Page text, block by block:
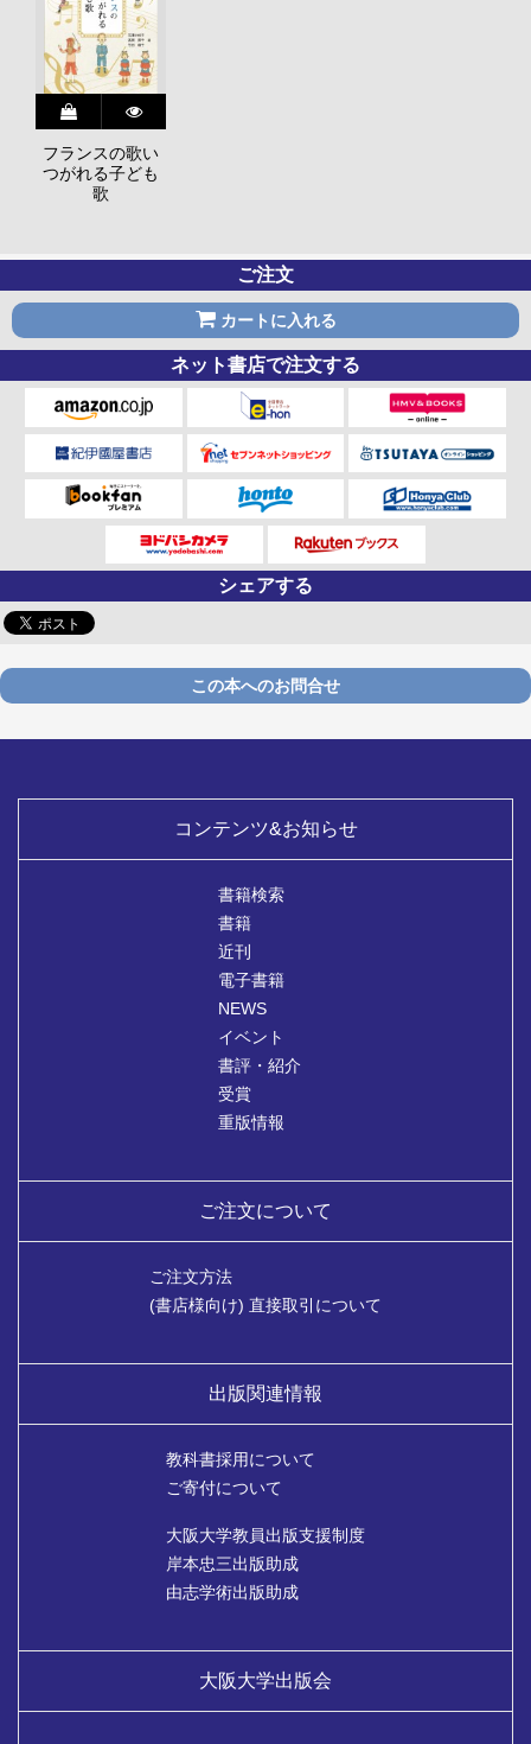
フランスの歌い
つがれる子ども
歌
ご注文
カートに入れる
ネット書店で注文する
シェアする
この本へのお問合せ
コンテンツ&お知らせ
書籍検索
書籍
近刊
電子書籍
NEWS
イベント
書評・紹介
受賞
重版情報
ご注文について
ご注文方法
(書店様向け) 直接取引について
出版関連情報
教科書採用について
ご寄付について
大阪大学教員出版支援制度
岸本忠三出版助成
由志学術出版助成
大阪大学出版会